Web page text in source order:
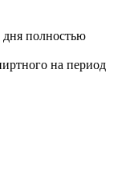
полностью
на период